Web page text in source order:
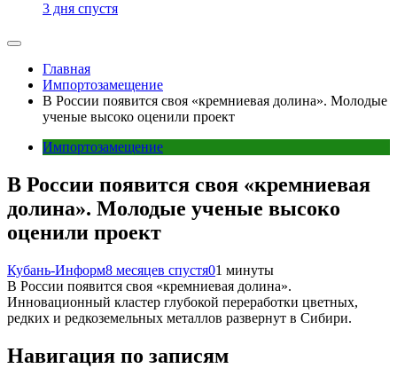
3 дня спустя
Главная
Импортозамещение
В России появится своя «кремниевая долина». Молодые
ученые высоко оценили проект
Импортозамещение
В России появится своя «кремниевая
долина». Молодые ученые высоко
оценили проект
Кубань-Информ8 месяцев спустя01 минуты
В России появится своя «кремниевая долина».
Инновационный кластер глубокой переработки цветных,
редких и редкоземельных металлов развернут в Сибири.
Навигация по записям